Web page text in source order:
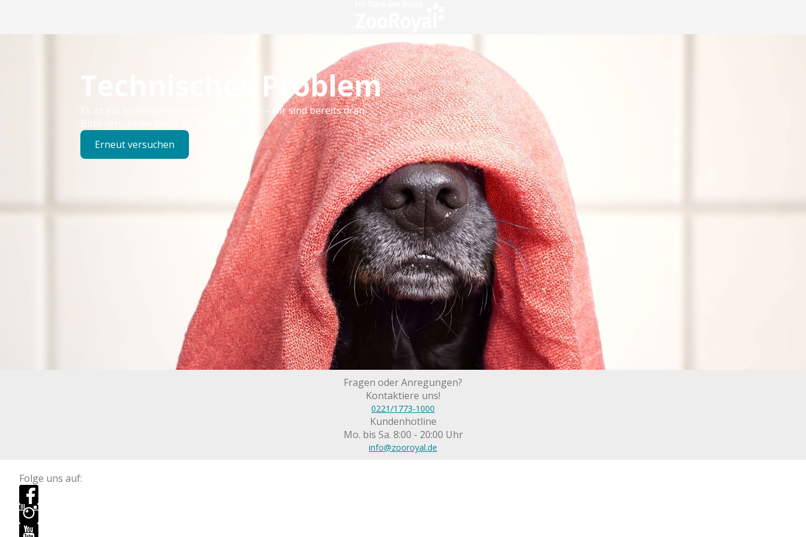
Technisches Problem
Es ist ein technischer Fehler aufgetreten – wir sind bereits dran.
Bitte versuchen Sie es später erneut.
Erneut versuchen
Fragen oder Anregungen?
Kontaktiere uns!
0221/1773-1000
Kundenhotline
Mo. bis Sa. 8:00 - 20:00 Uhr
info@zooroyal.de
Folge uns auf: